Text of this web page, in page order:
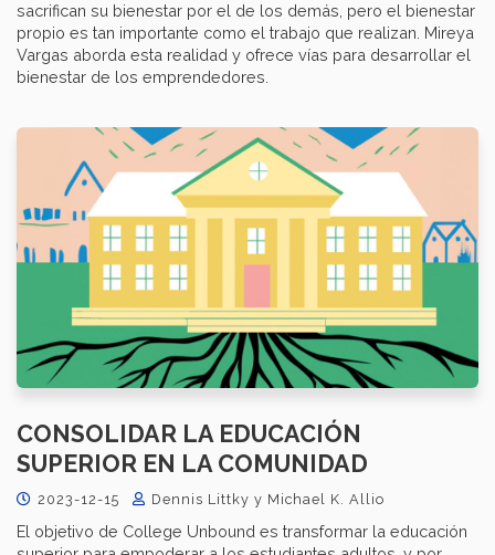
sacrifican su bienestar por el de los demás, pero el bienestar
propio es tan importante como el trabajo que realizan. Mireya
Vargas aborda esta realidad y ofrece vías para desarrollar el
bienestar de los emprendedores.
CONSOLIDAR LA EDUCACIÓN
SUPERIOR EN LA COMUNIDAD
2023-12-15 Dennis Littky y Michael K. Allio
El objetivo de College Unbound es transformar la educación